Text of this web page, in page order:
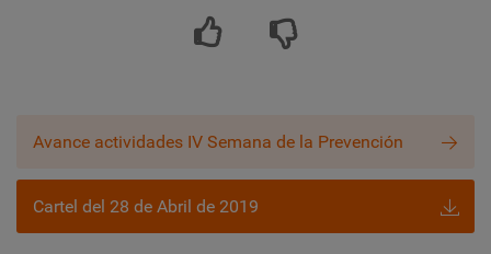
Avance actividades IV Semana de la Prevención
Cartel del 28 de Abril de 2019